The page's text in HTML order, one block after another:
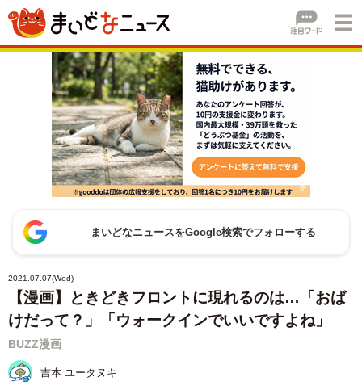
まいどなニュースをGoogle検索でフォローする
2021.07.07(Wed)
【漫画】ときどきフロントに現れるのは…「おば
けだって？」「ウォークインでいいですよね」
BUZZ漫画
吉本 ユータヌキ